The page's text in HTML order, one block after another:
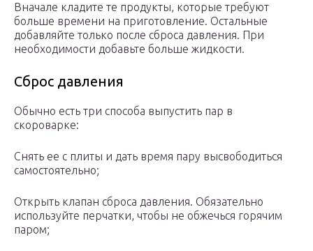
Вначале кладите те продукты, которые требуют
больше времени на приготовление. Остальные
добавляйте только после сброса давления. При
необходимости добавьте больше жидкости.
Сброс давления
Обычно есть три способа выпустить пар в
скороварке:
Снять ее с плиты и дать время пару высвободиться
самостоятельно;
Открыть клапан сброса давления. Обязательно
используйте перчатки, чтобы не обжечься горячим
паром;